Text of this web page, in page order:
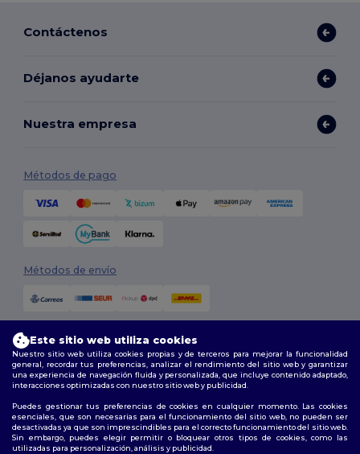
Contáctenos
Déjanos ayudarte
Nuestra empresa
Métodos de pago
Métodos de envío
2026. Todos los derechos reservados
Síguenos
Este sitio web utiliza cookies
Nuestro sitio web utiliza cookies propias y de terceros para mejorar la funcionalidad
general, recordar tus preferencias, analizar el rendimiento del sitio web y garantizar
una experiencia de navegación fluida y personalizada, que incluye contenido adaptado,
interacciones optimizadas con nuestro sitio web y publicidad.
Puedes gestionar tus preferencias de cookies en cualquier momento. Las cookies
esenciales, que son necesarias para el funcionamiento del sitio web, no pueden ser
desactivadas ya que son imprescindibles para el correcto funcionamiento del sitio web.
Sin embargo, puedes elegir permitir o bloquear otros tipos de cookies, como las
utilizadas para personalización, análisis y publicidad.